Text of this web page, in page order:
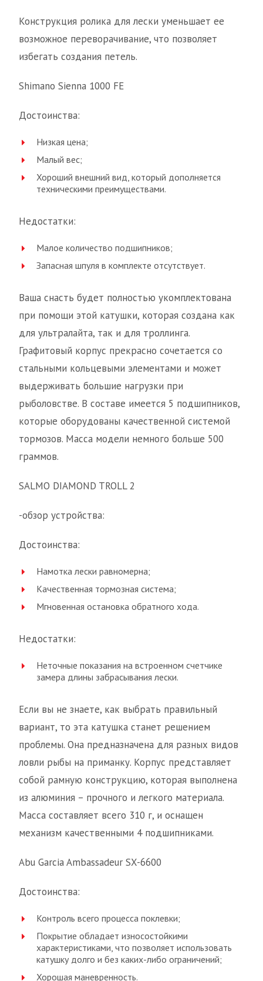
Конструкция ролика для лески уменьшает ее
возможное переворачивание, что позволяет
избегать создания петель.
Shimano Sienna 1000 FE
Достоинства:
Низкая цена;
Малый вес;
Хороший внешний вид, который дополняется
техническими преимуществами.
Недостатки:
Малое количество подшипников;
Запасная шпуля в комплекте отсутствует.
Ваша снасть будет полностью укомплектована
при помощи этой катушки, которая создана как
для ультралайта, так и для троллинга.
Графитовый корпус прекрасно сочетается со
стальными кольцевыми элементами и может
выдерживать большие нагрузки при
рыболовстве. В составе имеется 5 подшипников,
которые оборудованы качественной системой
тормозов. Масса модели немного больше 500
граммов.
SALMO DIAMOND TROLL 2
-обзор устройства:
Достоинства:
Намотка лески равномерна;
Качественная тормозная система;
Мгновенная остановка обратного хода.
Недостатки:
Неточные показания на встроенном счетчике
замера длины забрасывания лески.
Если вы не знаете, как выбрать правильный
вариант, то эта катушка станет решением
проблемы. Она предназначена для разных видов
ловли рыбы на приманку. Корпус представляет
собой рамную конструкцию, которая выполнена
из алюминия – прочного и легкого материала.
Масса составляет всего 310 г, и оснащен
механизм качественными 4 подшипниками.
Abu Garcia Ambassadeur SX-6600
Достоинства:
Контроль всего процесса поклевки;
Покрытие обладает износостойкими
характеристиками, что позволяет использовать
катушку долго и без каких-либо ограничений;
Хорошая маневренность.